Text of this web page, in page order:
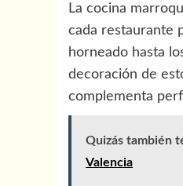
La cocina
cada restaurante
horneado hasta
decoración de
complementa
Quizás también
Valencia